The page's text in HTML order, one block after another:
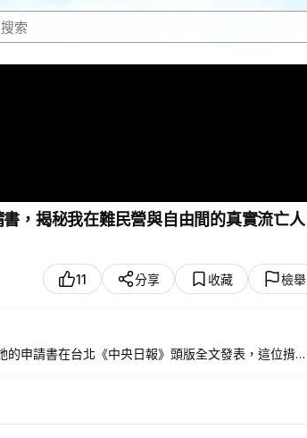
，揭秘我在難民營與自由間的真實流亡人
11 分享 收藏 檢舉
申請書在台北《中央日報》頭版全文發表，這位揹負
分量。